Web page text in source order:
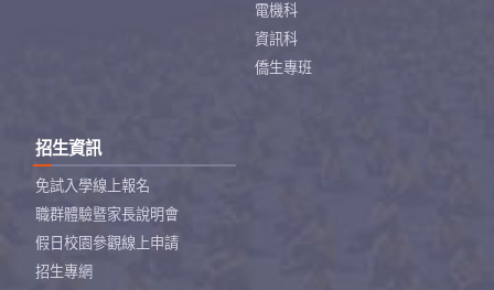
電機科
資訊科
僑生專班
招生資訊
免試入學線上報名
職群體驗暨家長說明會
假日校園參觀線上申請
招生專網